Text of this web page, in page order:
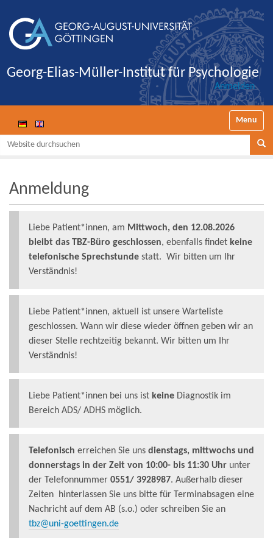
Georg-Elias-Müller-Institut für Psychologie
Anmelden
Website durchsuchen
Anmeldung
Liebe Patient*innen, am Mittwoch, den 12.08.2026
bleibt das TBZ-Büro geschlossen, ebenfalls findet keine
telefonische Sprechstunde statt. Wir bitten um Ihr
Verständnis!
Liebe Patient*innen, aktuell ist unsere Warteliste
geschlossen. Wann wir diese wieder öffnen geben wir an
dieser Stelle rechtzeitig bekannt. Wir bitten um Ihr
Verständnis!
Liebe Patient*innen bei uns ist keine Diagnostik im
Bereich ADS/ ADHS möglich.
Telefonisch erreichen Sie uns dienstags, mittwochs und
donnerstags in der Zeit von 10:00- bis 11:30 Uhr unter
der Telefonnummer 0551/ 3928987. Außerhalb dieser
Zeiten hinterlassen Sie uns bitte für Terminabsagen eine
Nachricht auf dem AB (s.o.) oder schreiben Sie an
tbz@uni-goettingen.de